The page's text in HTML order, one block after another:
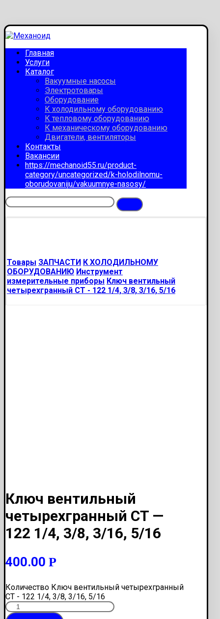
Главная
Услуги
Каталог
Вакуумные насосы
Электротовары
Оборудование
К холодильному оборудованию
К тепловому оборудованию
К механическому оборудованию
Двигатели, вентиляторы
Контакты
Вакансии
https://mechanoid55.ru/product-
category/uncategorized/k-holodilnomu-
oborudovaniju/vakuumnye-nasosy/
Товары ЗАПЧАСТИ К ХОЛОДИЛЬНОМУ
ОБОРУДОВАНИЮ Инструмент
измерительные приборы Ключ вентильный
четырехгранный CT - 122 1/4, 3/8, 3/16, 5/16
Ключ вентильный
четырехгранный CT —
122 1/4, 3/8, 3/16, 5/16
400.00 Р
Количество Ключ вентильный четырехгранный
CT - 122 1/4, 3/8, 3/16, 5/16